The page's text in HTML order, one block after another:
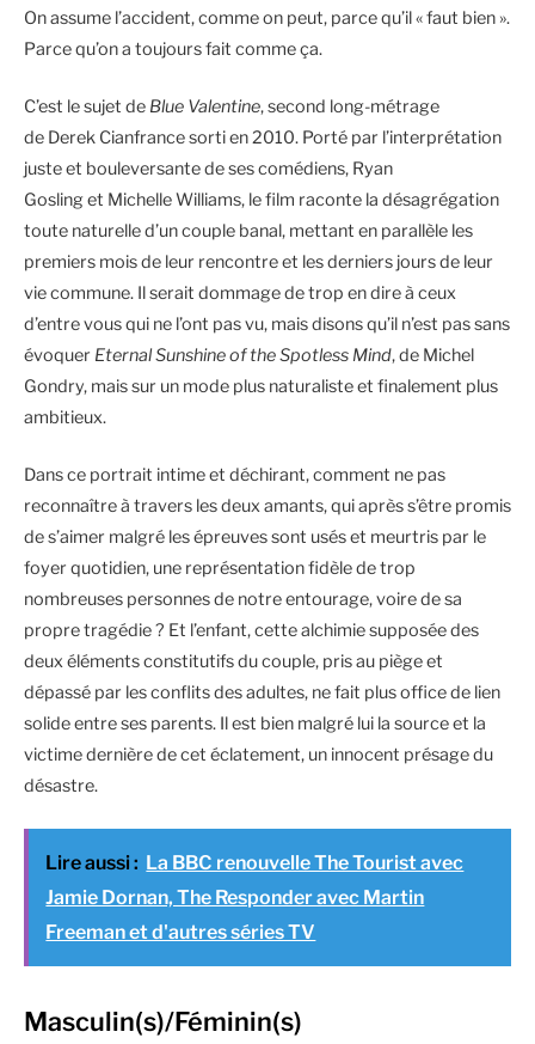
On assume l’accident, comme on peut, parce qu’il « faut bien ».
Parce qu’on a toujours fait comme ça.
C’est le sujet de Blue Valentine, second long-métrage
de Derek Cianfrance sorti en 2010. Porté par l’interprétation
juste et bouleversante de ses comédiens, Ryan
Gosling et Michelle Williams, le film raconte la désagrégation
toute naturelle d’un couple banal, mettant en parallèle les
premiers mois de leur rencontre et les derniers jours de leur
vie commune. Il serait dommage de trop en dire à ceux
d’entre vous qui ne l’ont pas vu, mais disons qu’il n’est pas sans
évoquer Eternal Sunshine of the Spotless Mind, de Michel
Gondry, mais sur un mode plus naturaliste et finalement plus
ambitieux.
Dans ce portrait intime et déchirant, comment ne pas
reconnaître à travers les deux amants, qui après s’être promis
de s’aimer malgré les épreuves sont usés et meurtris par le
foyer quotidien, une représentation fidèle de trop
nombreuses personnes de notre entourage, voire de sa
propre tragédie ? Et l’enfant, cette alchimie supposée des
deux éléments constitutifs du couple, pris au piège et
dépassé par les conflits des adultes, ne fait plus office de lien
solide entre ses parents. Il est bien malgré lui la source et la
victime dernière de cet éclatement, un innocent présage du
désastre.
Lire aussi : La BBC renouvelle The Tourist avec
Jamie Dornan, The Responder avec Martin
Freeman et d'autres séries TV
Masculin(s)/Féminin(s)